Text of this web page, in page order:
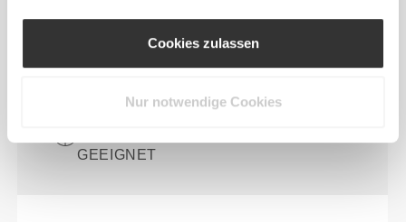
Cookies zulassen
Nur notwendige Cookies
EEIGNET